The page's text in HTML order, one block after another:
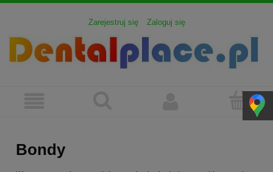
Zarejestruj się Zaloguj się
Bondy